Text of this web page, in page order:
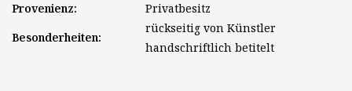
Provenienz:
Privatbesitz
Besonderheiten:
rückseitig von Künstler
handschriftlich betitelt